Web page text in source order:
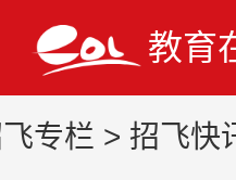
教育
专栏 > 招飞快